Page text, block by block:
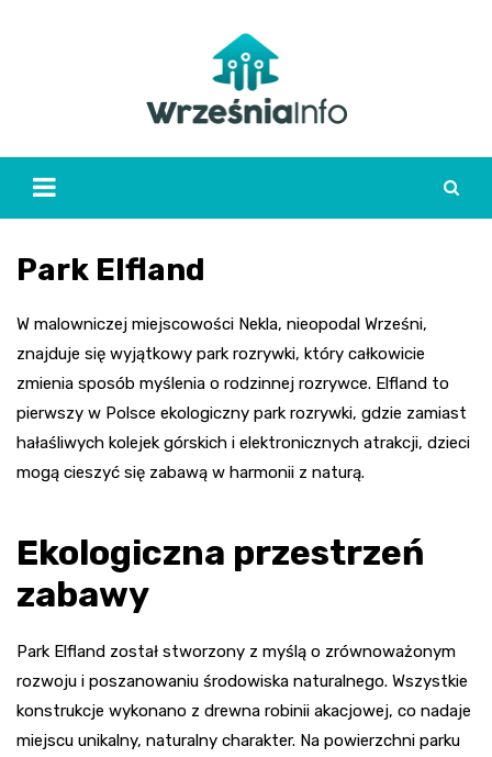
Park Elfland
W malowniczej miejscowości Nekla, nieopodal Wrześni,
znajduje się wyjątkowy park rozrywki, który całkowicie
zmienia sposób myślenia o rodzinnej rozrywce. Elfland to
pierwszy w Polsce ekologiczny park rozrywki, gdzie zamiast
hałaśliwych kolejek górskich i elektronicznych atrakcji, dzieci
mogą cieszyć się zabawą w harmonii z naturą.
Ekologiczna przestrzeń
zabawy
Park Elfland został stworzony z myślą o zrównoważonym
rozwoju i poszanowaniu środowiska naturalnego. Wszystkie
konstrukcje wykonano z drewna robinii akacjowej, co nadaje
miejscu unikalny, naturalny charakter. Na powierzchni parku